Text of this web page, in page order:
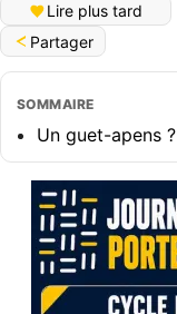
Lire plus tard
Partager
SOMMAIRE
Un guet-apens ?